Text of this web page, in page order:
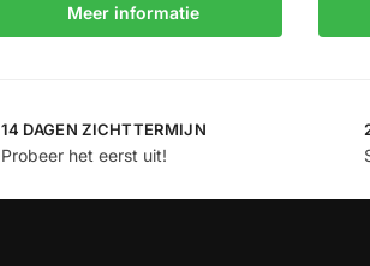
Meer informatie
14 DAGEN ZICHTTERMIJN
Probeer het eerst uit!